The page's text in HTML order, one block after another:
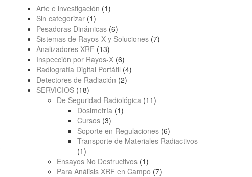
Arte e investigación (1)
Sin categorizar (1)
Pesadoras Dinámicas (6)
Sistemas de Rayos-X y Soluciones (7)
Analizadores XRF (13)
Inspección por Rayos-X (6)
Radiografía Digital Portátil (4)
Detectores de Radiación (2)
SERVICIOS (18)
De Seguridad Radiológica (11)
Dosimetría (1)
Cursos (3)
Soporte en Regulaciones (6)
Transporte de Materiales Radiactivos
(1)
Ensayos No Destructivos (1)
Para Análisis XRF en Campo (7)